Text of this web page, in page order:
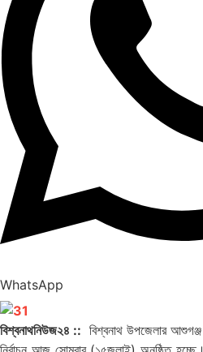
WhatsApp
বিশ্বনাথনিউজ২৪ :: বিশ্বনাথ উপজেলার